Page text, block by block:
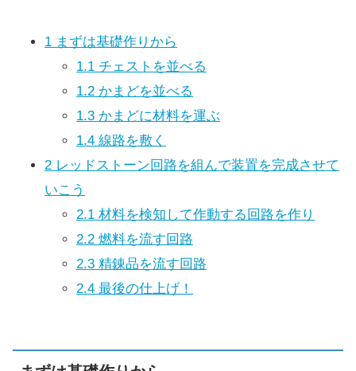
1 まずは基礎作りから
1.1 チェストを並べる
1.2 かまどを並べる
1.3 かまどに材料を運ぶ
1.4 線路を敷く
2 レッドストーン回路を組んで装置を完成させて
いこう
2.1 材料を検知して作動する回路を作り
2.2 燃料を流す回路
2.3 精錬品を流す回路
2.4 最後の仕上げ！